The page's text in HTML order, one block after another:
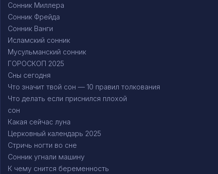
Сонник Миллера
Сонник Фрейда
Сонник Ванги
Исламский сонник
Мусульманский сонник
ГОРОСКОП 2025
Сны сегодня
Что значит твой сон — 10 правил толкования
Что делать если приснился плохой
сон
Какая сейчас луна
Церковный календарь 2025
Стричь ногти во сне
Сонник угнали машину
К чему снится беременность